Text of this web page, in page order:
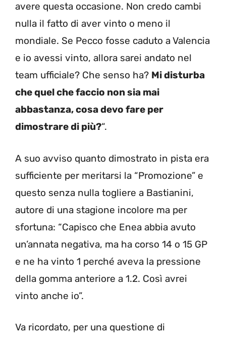
avere questa occasione. Non credo cambi
nulla il fatto di aver vinto o meno il
mondiale. Se Pecco fosse caduto a Valencia
e io avessi vinto, allora sarei andato nel
team ufficiale? Che senso ha? Mi disturba
che quel che faccio non sia mai
abbastanza, cosa devo fare per
dimostrare di più?“.
A suo avviso quanto dimostrato in pista era
sufficiente per meritarsi la “Promozione” e
questo senza nulla togliere a Bastianini,
autore di una stagione incolore ma per
sfortuna: “Capisco che Enea abbia avuto
un’annata negativa, ma ha corso 14 o 15 GP
e ne ha vinto 1 perché aveva la pressione
della gomma anteriore a 1.2. Così avrei
vinto anche io”.
Va ricordato, per una questione di